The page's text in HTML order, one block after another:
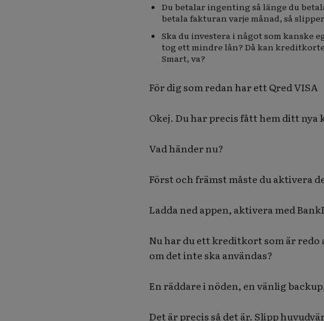
Du betalar ingenting så länge du
betala fakturan varje månad, så
Ska du investera i något som kanske
tog ett mindre lån? Då kan
Smart, va?
För dig som redan har ett Qred VISA
Okej. Du har precis fått hem ditt
Vad händer nu?
Först och främst måste du aktivera
Ladda ned appen, aktivera med
Nu har du ett kreditkort som är
om det inte ska användas?
En räddare i nöden, en vänlig
Det är precis så det är. Slipp